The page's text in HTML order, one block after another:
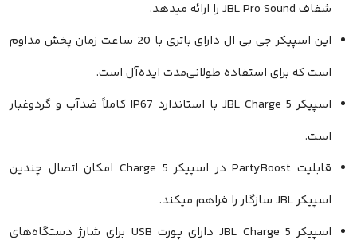
این اسپیکر جی بی ال دارای باتری با 20 ساعت زمان پخش مداوم
استفاده طولانی‌مدت ایده‌آل است.
اسپیکر JBL Charge 5 با استاندارد IP67 کاملاً ضدآب و گردوغبار
قابلیت PartyBoost در اسپیکر Charge 5 امکان اتصال چندین
اسپیکر JBL Charge 5 دارای پورت USB برای شارژ دستگاه‌های